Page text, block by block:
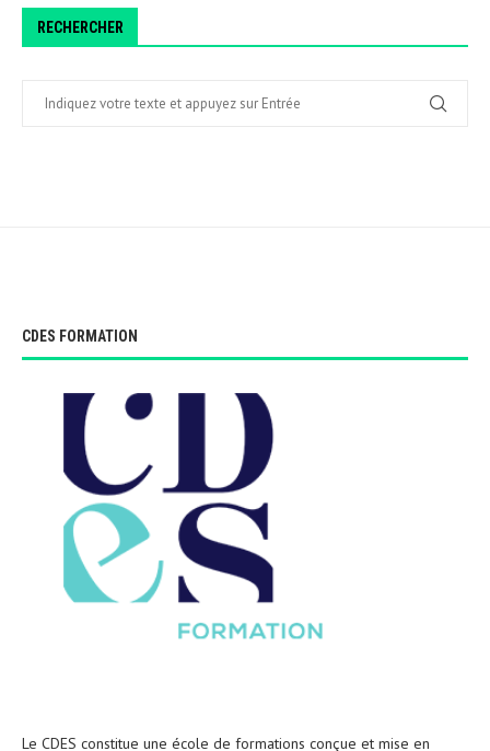
RECHERCHER
CDES FORMATION
Le CDES constitue une école de formations conçue et mise en